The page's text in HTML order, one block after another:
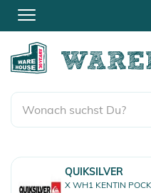
QUIKSILVER